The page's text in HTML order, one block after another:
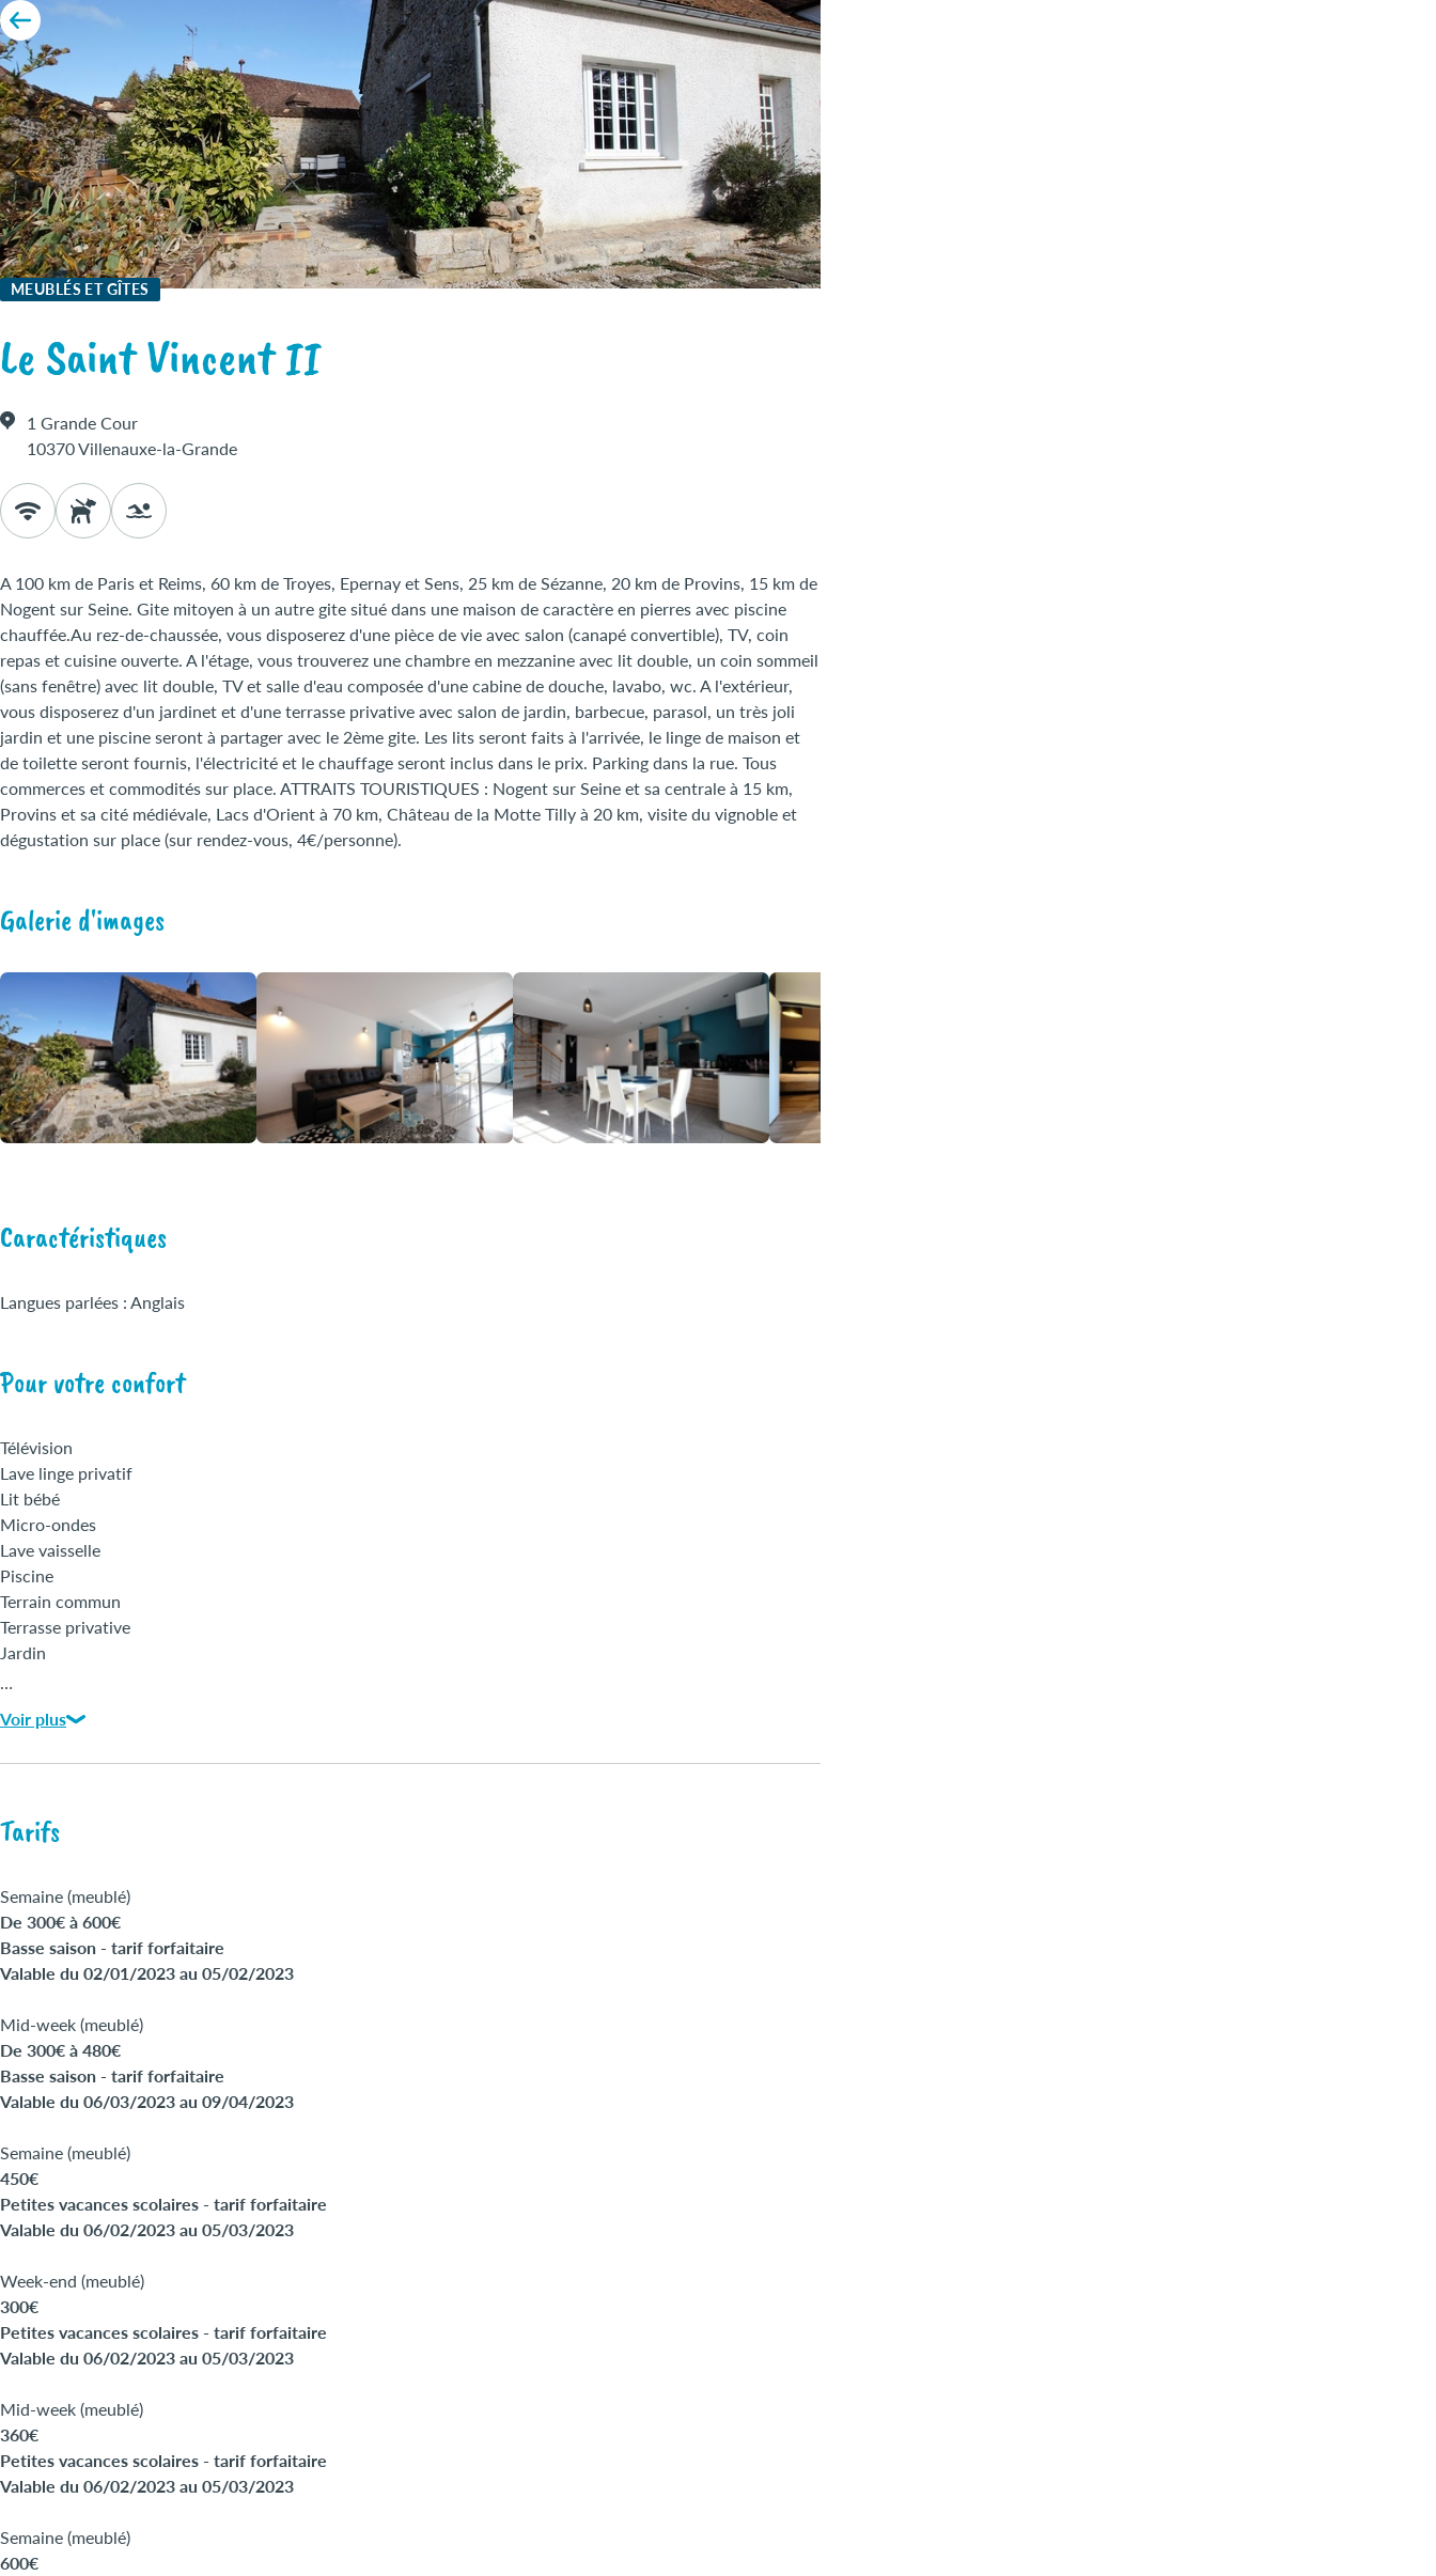
MEUBLÉS ET GÎTES
Le Saint Vincent II
1 Grande Cour
10370 Villenauxe-la-Grande
A 100 km de Paris et Reims, 60 km de Troyes, Epernay et Sens, 25 km de Sézanne, 20 km de Provins, 15 km de
Nogent sur Seine. Gite mitoyen à un autre gite situé dans une maison de caractère en pierres avec piscine
chauffée.Au rez-de-chaussée, vous disposerez d'une pièce de vie avec salon (canapé convertible), TV, coin
repas et cuisine ouverte. A l'étage, vous trouverez une chambre en mezzanine avec lit double, un coin sommeil
(sans fenêtre) avec lit double, TV et salle d'eau composée d'une cabine de douche, lavabo, wc. A l'extérieur,
vous disposerez d'un jardinet et d'une terrasse privative avec salon de jardin, barbecue, parasol, un très joli
jardin et une piscine seront à partager avec le 2ème gite. Les lits seront faits à l'arrivée, le linge de maison et
de toilette seront fournis, l'électricité et le chauffage seront inclus dans le prix. Parking dans la rue. Tous
commerces et commodités sur place. ATTRAITS TOURISTIQUES : Nogent sur Seine et sa centrale à 15 km,
Provins et sa cité médiévale, Lacs d'Orient à 70 km, Château de la Motte Tilly à 20 km, visite du vignoble et
dégustation sur place (sur rendez-vous, 4€/personne).
Galerie d'images
Caractéristiques
Langues parlées : Anglais
Pour votre confort
Télévision
Lave linge privatif
Lit bébé
Micro-ondes
Lave vaisselle
Piscine
Terrain commun
Terrasse privative
Jardin
Draps bain fournis
…
Voir plus
Tarifs
Semaine (meublé)
De 300€ à 600€
Basse saison - tarif forfaitaire
Valable du 02/01/2023 au 05/02/2023
Mid-week (meublé)
De 300€ à 480€
Basse saison - tarif forfaitaire
Valable du 06/03/2023 au 09/04/2023
Semaine (meublé)
450€
Petites vacances scolaires - tarif forfaitaire
Valable du 06/02/2023 au 05/03/2023
Week-end (meublé)
300€
Petites vacances scolaires - tarif forfaitaire
Valable du 06/02/2023 au 05/03/2023
Mid-week (meublé)
360€
Petites vacances scolaires - tarif forfaitaire
Valable du 06/02/2023 au 05/03/2023
Semaine (meublé)
600€